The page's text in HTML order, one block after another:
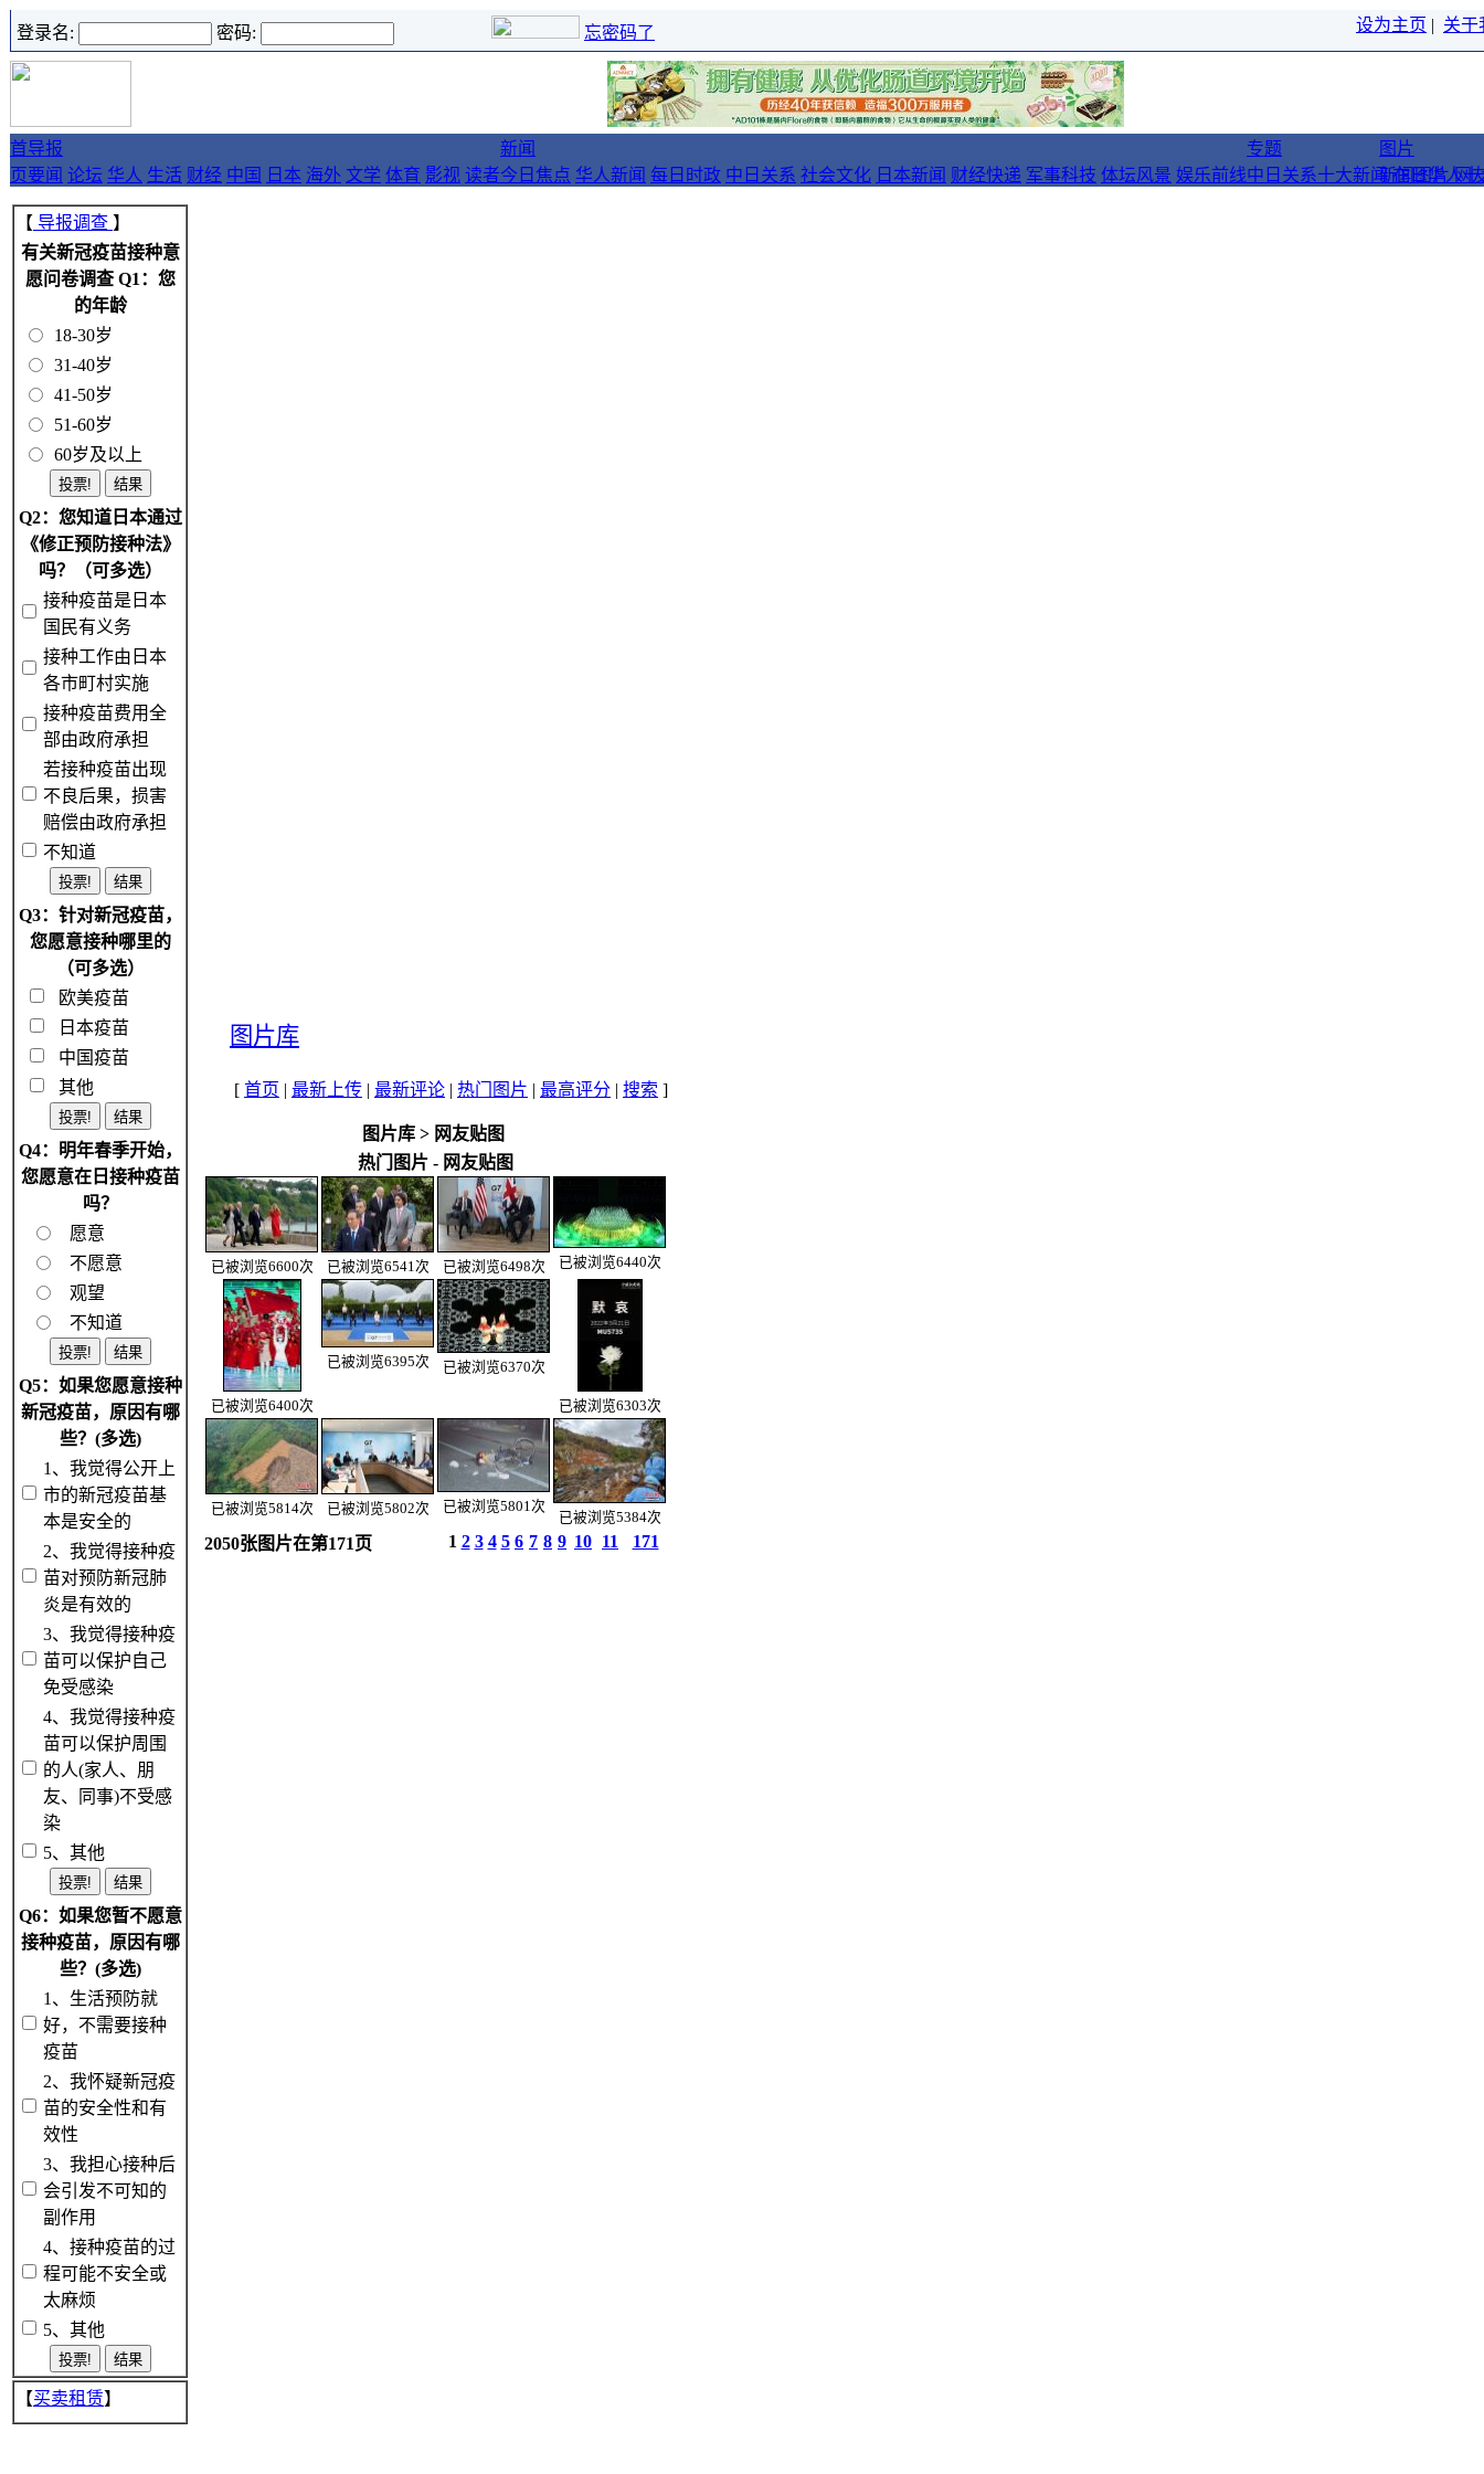
登录名: 密码: 忘密码了 设为主页 | 关于
首
页
导报
要闻 论坛 华人 生活 财经 中国 日本 海外 文学 体育 影视 读者
新闻
今日焦点 华人新闻 每日时政 中日关系 社会文化 日本新闻 财经快递 军事科技 体坛风景 娱乐前线
专题
中日关系十大新闻 在日华人
图片
新闻图片 网
【 导报调查 】
有关新冠疫苗接种意
愿问卷调查 Q1：您
的年龄
18-30岁
31-40岁
41-50岁
51-60岁
60岁及以上
Q2：您知道日本通过
《修正预防接种法》
吗？（可多选）
接种疫苗是日本
国民有义务
接种工作由日本
各市町村实施
接种疫苗费用全
部由政府承担
若接种疫苗出现
不良后果，损害
赔偿由政府承担
不知道
Q3：针对新冠疫苗，
您愿意接种哪里的
（可多选）
欧美疫苗
日本疫苗
中国疫苗
其他
Q4：明年春季开始，
您愿意在日接种疫苗
吗？
愿意
不愿意
观望
不知道
Q5：如果您愿意接种
新冠疫苗，原因有哪
些？(多选)
1、我觉得公开上
市的新冠疫苗基
本是安全的
2、我觉得接种疫
苗对预防新冠肺
炎是有效的
3、我觉得接种疫
苗可以保护自己
免受感染
4、我觉得接种疫
苗可以保护周围
的人(家人、朋
友、同事)不受感
染
5、其他
Q6：如果您暂不愿意
接种疫苗，原因有哪
些？(多选)
1、生活预防就
好，不需要接种
疫苗
2、我怀疑新冠疫
苗的安全性和有
效性
3、我担心接种后
会引发不可知的
副作用
4、接种疫苗的过
程可能不安全或
太麻烦
5、其他
【买卖租赁】
图片库
[ 首页 | 最新上传 | 最新评论 | 热门图片 | 最高评分 | 搜索 ]
图片库 > 网友贴图
热门图片 - 网友贴图
已被浏览6600次 已被浏览6541次 已被浏览6498次 已被浏览6440次
已被浏览6400次
已被浏览6395次 已被浏览6370次
已被浏览6303次
已被浏览5814次 已被浏览5802次 已被浏览5801次
已被浏览5384次
2050张图片在第171页 1 2 3 4 5 6 7 8 9 10 11 171